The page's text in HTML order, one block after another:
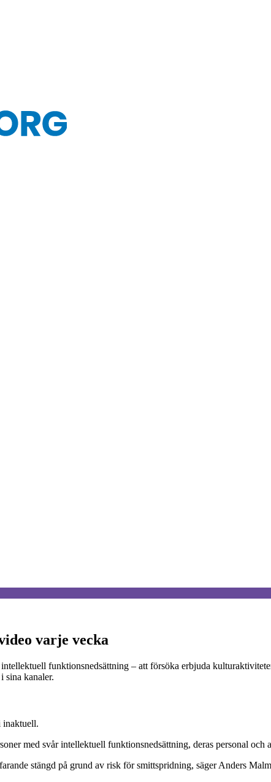
varje vecka
funktionsnedsättning – att försöka erbjuda
sina kanaler.
inaktuell.
med svår intellektuell funktionsnedsättning, deras personal och
stängd på grund av risk för smittspridning, säger Anders